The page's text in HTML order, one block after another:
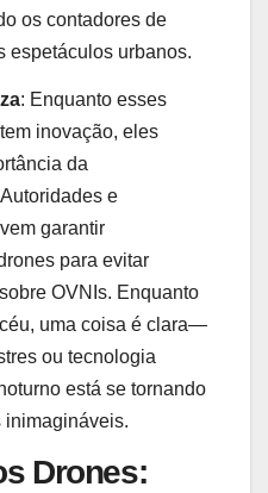
os contadores de
espetáculos urbanos.
: Enquanto esses
inovação, eles
da
e
garantir
para evitar
OVNIs. Enquanto
uma coisa é clara—
ou tecnologia
está se tornando
inimagináveis.
Drones: